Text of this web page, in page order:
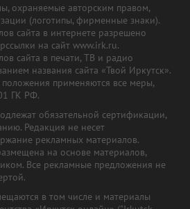
охраняемые авторским правом,
(логотипы, фирменные знаки).
сайта в интернете разрешено
на сайт www.irk.ru.
сайта в печати, ТВ и радио
названия сайта «Твой Иркутск».
применяются все меры,
ГК РФ.
обязательной сертификации,
Редакция не несет
рекламных материалов.
на основе материалов,
Все рекламные предложения не
в том числе и материалы